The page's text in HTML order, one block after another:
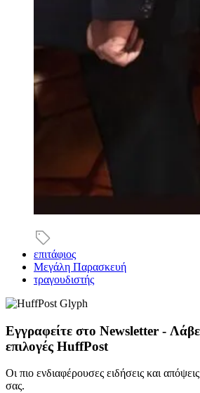
επιτάφιος
Μεγάλη Παρασκευή
τραγουδιστής
Εγγραφείτε στο Newsletter -
επιλογές HuffPost
Οι πιο ενδιαφέρουσες ειδήσεις και
σας.